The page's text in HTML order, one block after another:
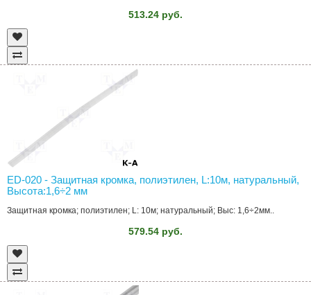
513.24 руб.
ED-020 - Защитная кромка, полиэтилен, L:10м, натуральный,
Высота:1,6÷2 мм
Защитная кромка; полиэтилен; L: 10м; натуральный; Выс: 1,6÷2мм..
579.54 руб.